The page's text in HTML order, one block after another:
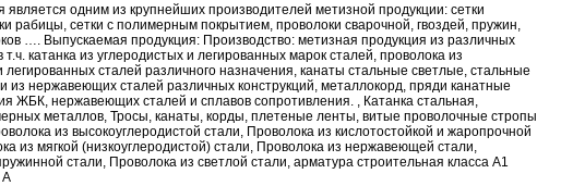
одним из крупнейших производителей метизной продукции: сетки
рабицы, сетки с полимерным покрытием, проволоки сварочной, гвоздей, пружин,
…. Выпускаемая продукция: Производство: метизная продукция из различных
т.ч. катанка из углеродистых и легированных марок сталей, проволока из
легированных сталей различного назначения, канаты стальные светлые, стальные
из нержавеющих сталей различных конструкций, металлокорд, пряди канатные
ЖБК, нержавеющих сталей и сплавов сопротивления. , Катанка стальная,
металлов, Тросы, канаты, корды, плетеные ленты, витые проволочные стропы
из высокоуглеродистой стали, Проволока из кислотостойкой и жаропрочной
из мягкой (низкоуглеродистой) стали, Проволока из нержавеющей стали,
стали, Проволока из светлой стали, арматура строительная класса А1
А